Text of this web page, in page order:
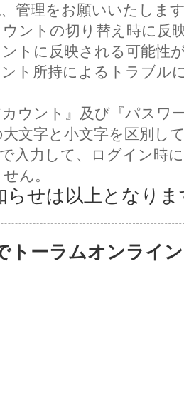
管理をお願いいたしま
ントの切り替え時に反
トに反映される可能性
ト所持によるトラブル
ウント』及び『パスワ
文字と小文字を区別し
入力して、ログイン時
ん。
らせは以上となりま
トーラムオンライ